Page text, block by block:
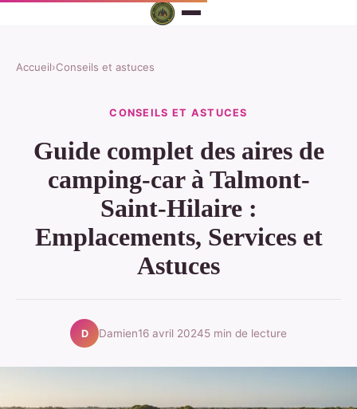
Accueil›Conseils et astuces
CONSEILS ET ASTUCES
Guide complet des aires de
camping-car à Talmont-
Saint-Hilaire :
Emplacements, Services et
Astuces
D Damien16 avril 20245 min de lecture